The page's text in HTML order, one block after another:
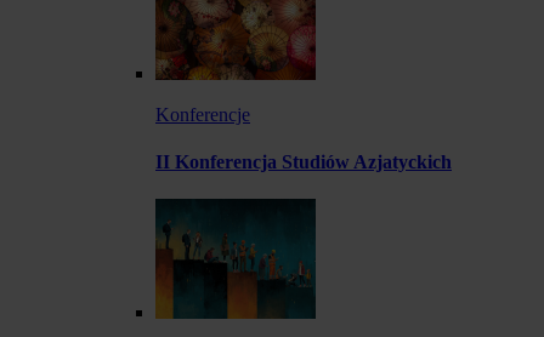
Konferencje
II Konferencja Studiów Azjatyckich